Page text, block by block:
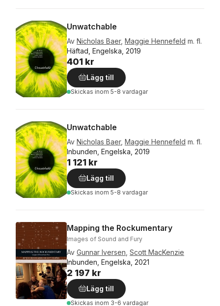
Unwatchable
Av Nicholas Baer, Maggie Hennefeld m. fl.
Häftad, Engelska, 2019
401 kr
Lägg till
Skickas inom 5-8 vardagar
Unwatchable
Av Nicholas Baer, Maggie Hennefeld m. fl.
Inbunden, Engelska, 2019
1 121 kr
Lägg till
Skickas inom 5-8 vardagar
Mapping the Rockumentary
Images of Sound and Fury
Av Gunnar Iversen Scott MacKenzie
Inbunden, Engelska, 2021
2 197 kr
Lägg till
Skickas inom 3-6 vardagar